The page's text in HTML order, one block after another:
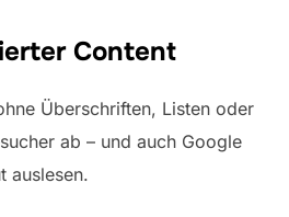
Content
Überschriften, Listen oder
ab – und auch Google
auslesen.